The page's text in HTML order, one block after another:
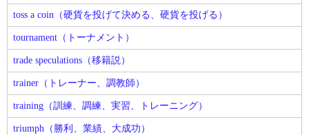
toss a coin（硬貨を投げて決める、硬貨を投げる）
tournament（トーナメント）
trade speculations（移籍説）
trainer（トレーナー、調教師）
training（訓練、調練、実習、トレーニング）
triumph（勝利、業績、大成功）